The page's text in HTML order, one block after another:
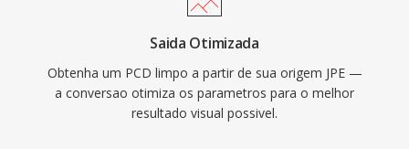
Saida Otimizada
Obtenha um PCD limpo a partir de sua origem JPE —
a conversao otimiza os parametros para o melhor
resultado visual possivel.